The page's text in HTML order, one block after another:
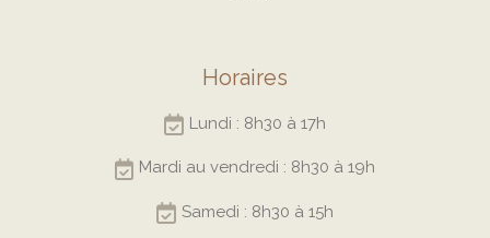
Horaires
Lundi : 8h30 à 17h
Mardi au vendredi : 8h30 à 19h
Samedi : 8h30 à 15h